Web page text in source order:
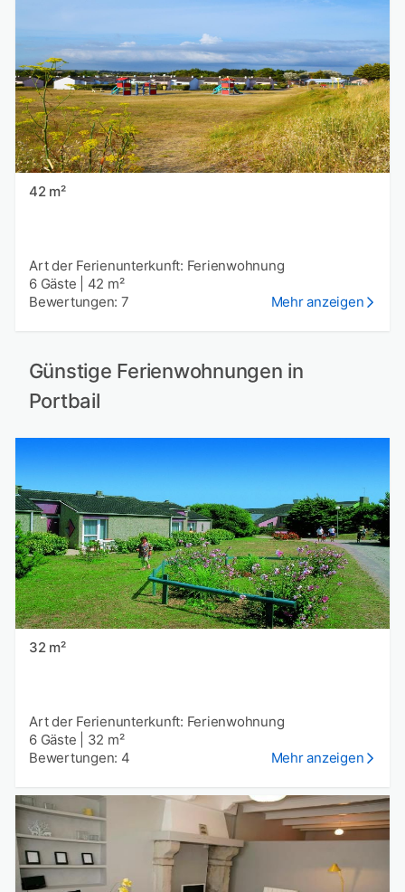
42 m²
Art der Ferienunterkunft: Ferienwohnung
6 Gäste
42 m²
Bewertungen: 7
Mehr anzeigen
Günstige Ferienwohnungen in
Portbail
32 m²
Art der Ferienunterkunft: Ferienwohnung
6 Gäste
32 m²
Bewertungen: 4
Mehr anzeigen